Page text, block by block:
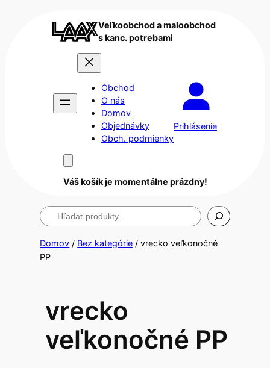
Veľkoobchod a maloobchod
s kanc. potrebami
Obchod
O nás
Domov
Objednávky
Obch. podmienky
Prihlásenie
Váš košík je momentálne prázdny!
Hľadanie
Domov / Bez kategórie / vrecko veľkonočné
PP
vrecko
veľkonočné PP